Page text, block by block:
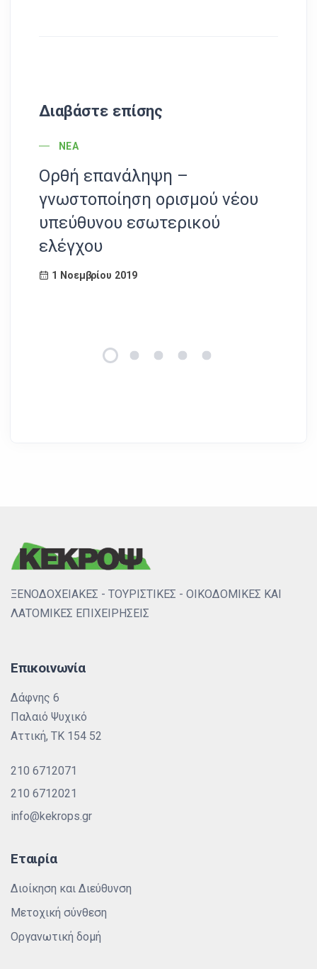
Διαβάστε επίσης
POST CATEGORY
ΝΈΑ
Ορθή επανάληψη –
γνωστοποίηση ορισμού νέου
υπεύθυνου εσωτερικού
ελέγχου
1 Νοεμβρίου 2019
ΞΕΝΟΔΟΧΕΙΑΚΕΣ - ΤΟΥΡΙΣΤΙΚΕΣ - ΟΙΚΟΔΟΜΙΚΕΣ ΚΑΙ
ΛΑΤΟΜΙΚΕΣ ΕΠΙΧΕΙΡΗΣΕΙΣ
Επικοινωνία
Δάφνης 6
Παλαιό Ψυχικό
Αττική, ΤΚ 154 52
210 6712071
210 6712021
info@kekrops.gr
Εταιρία
Διοίκηση και Διεύθυνση
Μετοχική σύνθεση
Οργανωτική δομή